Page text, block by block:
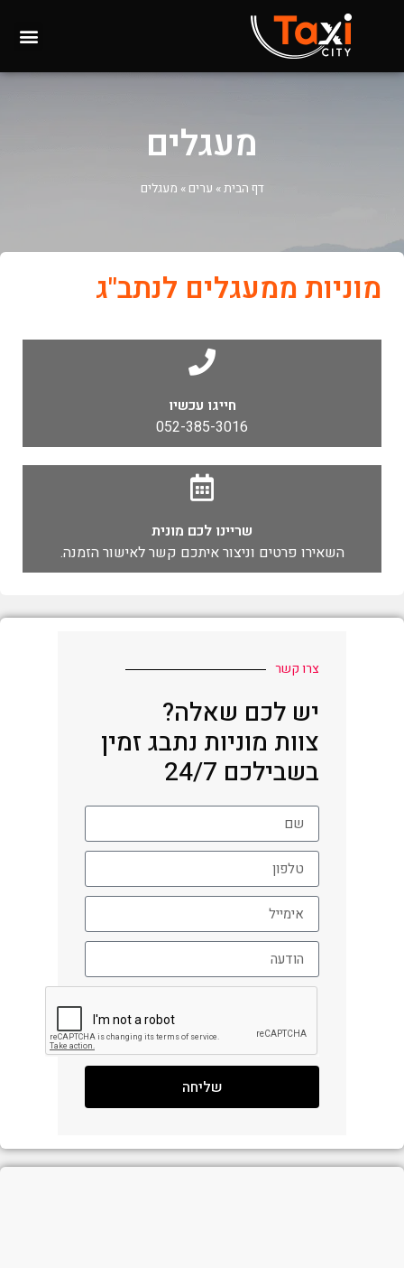
מעגלים
דף הבית» ערים » מעגלים
מוניות ממעגלים לנתב"ג
חייגו עכשיו
052-385-3016
שריינו לכם מונית
השאירו פרטים וניצור איתכם קשר לאישור הזמנה.
צרו קשר
יש לכם שאלה?
צוות מוניות נתבג זמין
בשבילכם 24/7
שליחה